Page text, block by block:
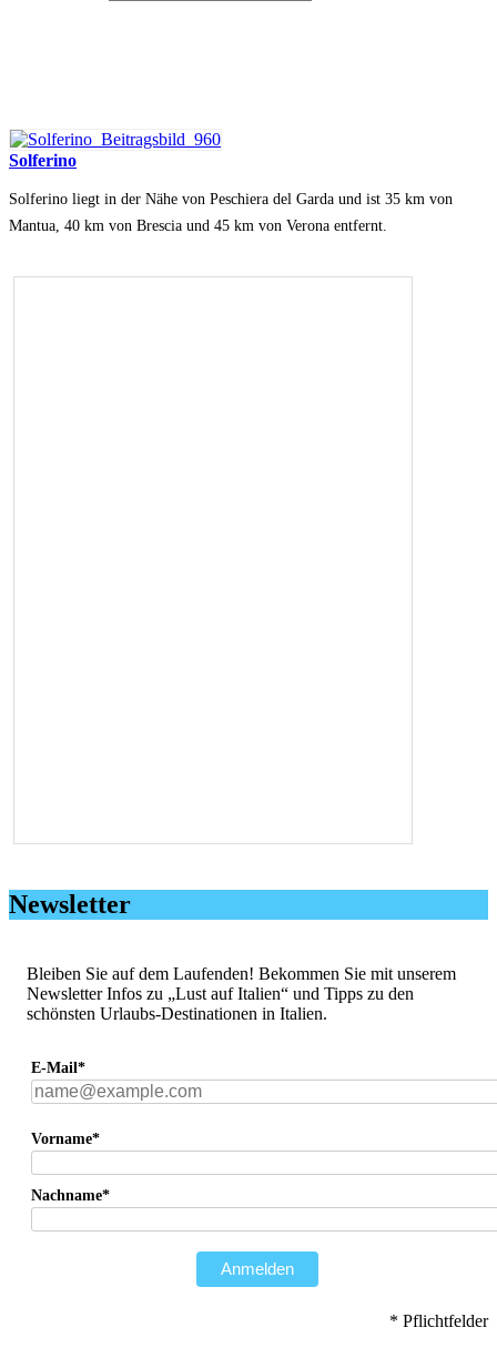
Solferino
Solferino liegt in der Nähe von Peschiera del Garda und ist 35 km von
Mantua, 40 km von Brescia und 45 km von Verona entfernt.
Newsletter
Bleiben Sie auf dem Laufenden! Bekommen Sie mit unserem
Newsletter Infos zu „Lust auf Italien“ und Tipps zu den
schönsten Urlaubs-Destinationen in Italien.
E-Mail*
Vorname*
Nachname*
Anmelden
* Pflichtfelder